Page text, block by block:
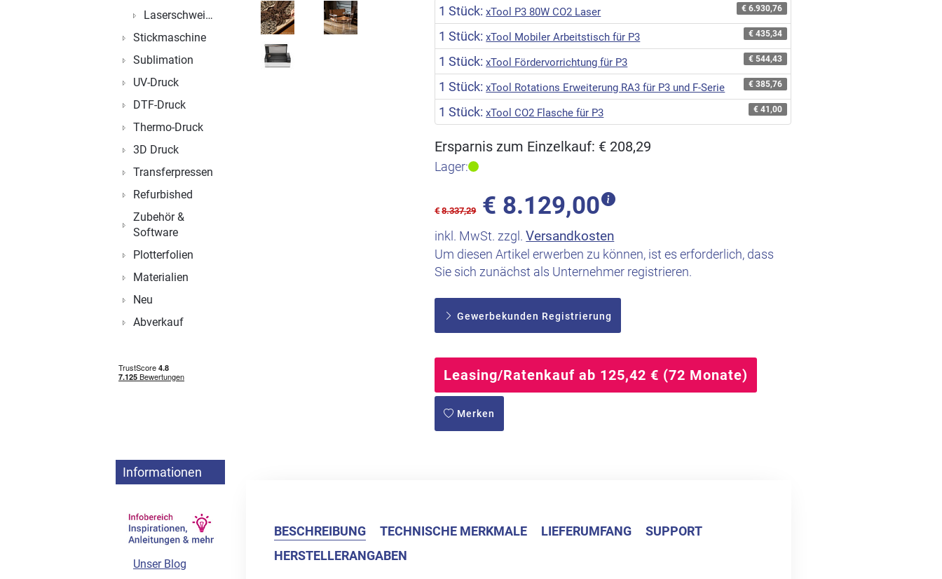
1 Stück:xTool P3 80W CO2 Laser € 6.930,76
1 Stück:xTool Mobiler Arbeitstisch für P3 € 435,34
1 Stück:xTool Fördervorrichtung für P3 € 544,43
1 Stück:xTool Rotations Erweiterung RA3 für P3 und F-Serie € 385,76
1 Stück:xTool CO2 Flasche für P3 € 41,00
Ersparnis zum Einzelkauf: € 208,29
Lager:
€ 8.337,29 € 8.129,00
inkl. MwSt. zzgl.Versandkosten
Um diesen Artikel erwerben zu können, ist es erforderlich, dass
Sie sich zunächst als Unternehmer registrieren.
Gewerbekunden Registrierung
Leasing/Ratenkauf ab 125,42 € (72 Monate)
Merken
BESCHREIBUNG TECHNISCHE MERKMALE LIEFERUMFANG
SUPPORT
HERSTELLERANGABEN
Laserschweißen
Stickmaschine
Sublimation
UV-Druck
DTF-Druck
Thermo-Druck
3D Druck
Transferpressen
Refurbished
Zubehör &
Software
Plotterfolien
Materialien
Neu
Abverkauf
Informationen
Unser Blog